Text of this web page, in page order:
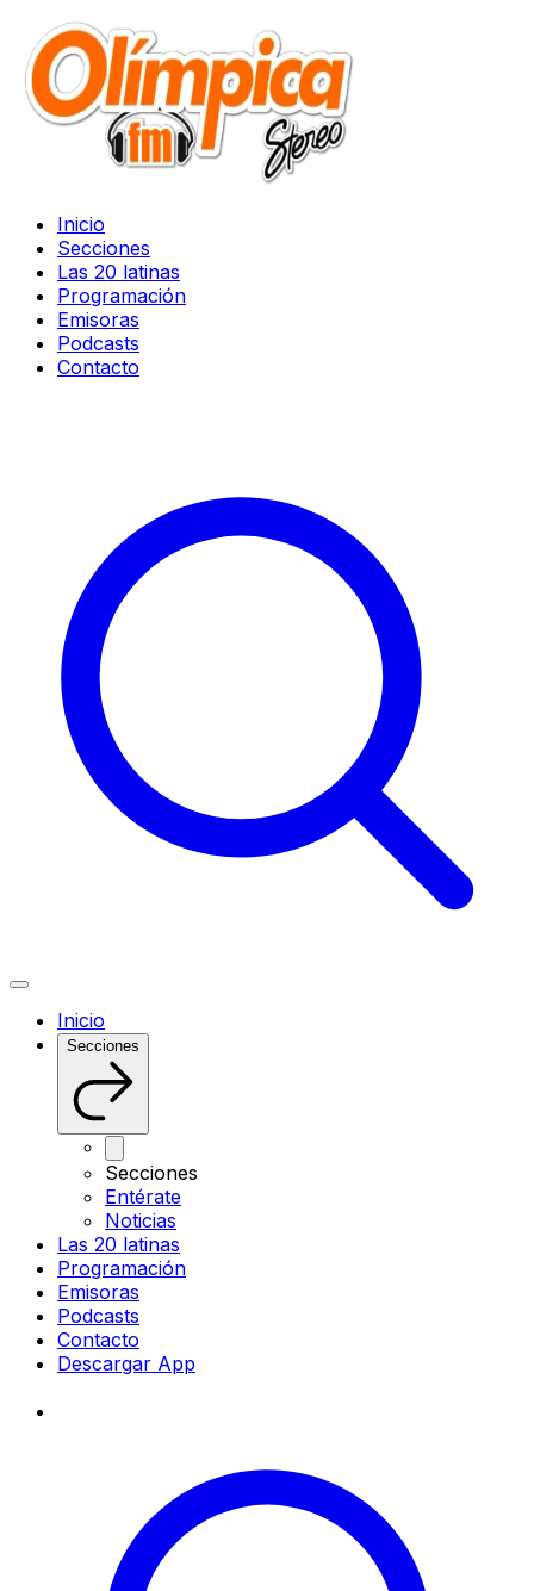
Inicio
Secciones
Las 20 latinas
Programación
Emisoras
Podcasts
Contacto
Inicio
Secciones
Secciones
Entérate
Noticias
Las 20 latinas
Programación
Emisoras
Podcasts
Contacto
Descargar App